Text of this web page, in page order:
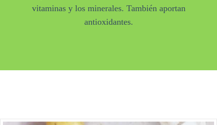
vitaminas y los minerales. También aportan
antioxidantes.